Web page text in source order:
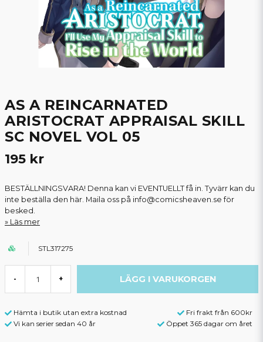
AS A REINCARNATED
ARISTOCRAT APPRAISAL SKILL
SC NOVEL VOL 05
195 kr
BESTÄLLNINGSVARA! Denna kan vi EVENTUELLT få in. Tyvärr kan du
inte beställa den här. Maila oss på info@comicsheaven.se för
besked.
Läs mer
STL317275
- + LÄGG I VARUKORGEN
Hämta i butik utan extra kostnad
Fri frakt från 600kr
Vi kan serier sedan 40 år
Öppet 365 dagar om året